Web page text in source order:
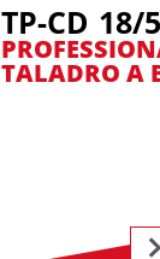
TP-CD 18/
TALADRO A